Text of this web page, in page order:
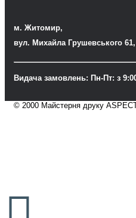
м. Житомир,
вул. Михайла Грушевського
Видача замовлень: Пн-Пт: з
© 2000 Майстерня друку